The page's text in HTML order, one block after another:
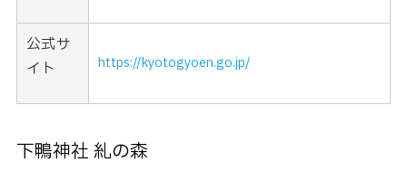
公式サ
イト
https://kyotogyoen.go.jp/
下鴨神社 糺の森